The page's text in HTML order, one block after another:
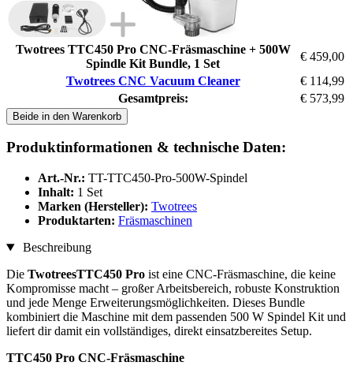
Twotrees TTC450 Pro CNC-Fräsmaschine + 500W
Spindle Kit Bundle, 1 Set
€ 459,00
Twotrees CNC Vacuum Cleaner
€ 114,99
Gesamtpreis:
€ 573,99
Beide in den Warenkorb
Produktinformationen & technische Daten:
Art.-Nr.: TT-TTC450-Pro-500W-Spindel
Inhalt: 1 Set
Marken (Hersteller): Twotrees
Produktarten: Fräsmaschinen
Beschreibung
Die TwotreesTTC450 Pro ist eine CNC-Fräsmaschine, die keine
Kompromisse macht – großer Arbeitsbereich, robuste Konstruktion
und jede Menge Erweiterungsmöglichkeiten. Dieses Bundle
kombiniert die Maschine mit dem passenden 500 W Spindel Kit und
liefert dir damit ein vollständiges, direkt einsatzbereites Setup.
TTC450 Pro CNC-Fräsmaschine